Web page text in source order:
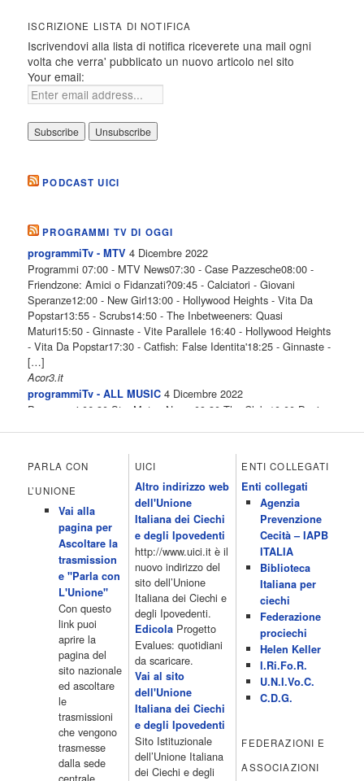
ISCRIZIONE LISTA DI NOTIFICA
Iscrivendovi alla lista di notifica riceverete una mail ogni
volta che verra' pubblicato un nuovo articolo nel sito
Your email:
PODCAST UICI
PROGRAMMI TV DI OGGI
programmiTv - MTV 4 Dicembre 2022
Programmi 07:00 - MTV News07:30 - Case Pazzesche08:00 -
Friendzone: Amici o Fidanzati?09:45 - Calciatori - Giovani
Speranze12:00 - New Girl13:00 - Hollywood Heights - Vita Da
Popstar13:55 - Scrubs14:50 - The Inbetweeners: Quasi
Maturi15:50 - Ginnaste - Vite Parallele 16:40 - Hollywood Heights
- Vita Da Popstar17:30 - Catfish: False Identita'18:25 - Ginnaste -
[…]
Acor3.it
programmiTv - ALL MUSIC 4 Dicembre 2022
Programmi 06.30 Star.Meteo.News 09.30 The Club 10.00 Deejay
All News 16.05 Rotazione musicale 19.00 All News 19.05 The
Club 19.30 19.30 Human Guinea Pigs 20.00 Inbox 21.00 Code
Monkeys 21.30 Sons of Butcher […]
programmiTv - ITALIA 1 4 Dicembre 2022
Programmi 06.35 Cartoni Animati 09.05 Telefilm:Starsky & Hutch
10.10 Telefilm:Supercar 12.15 12.15 Secondo voi 12.25 Studio
Aperto 13.00 Studio Sport 13.40 Cartoni animati 14.30 I Simpson
15.00 Telefilm:Paso adelante 15.55 15.55 Telefilm:Wildfire 16.50
Cartoni animati 18.30 Studio Aperto 19.05 Don Luca c'� 19.35
19.35 Medici miei 20.05 Camera caf� 20.30 La ruota della
fortuna 21.10 […]
Acor3.it
programmiTv - LA 7
4 Dicembre 2022
Programmi 06:00 - Tg La7/meteo/oroscopo/traffico06:55 - Movie
Flash07:00 - Omnibus ? Rassegna stampa07:30 - Tg La707:50 -
Omnibus09:50 - Coffee Break11:00 - L?aria che tira12:25 - I
men� di Benedetta13:30 - Tg La714:00 - Tg La7 Cronache14:40 -
Telefilm: Le strade di San Francisco - Omicidio di primo grado -
Una scuola di paura 16:30 […]
Acor3.it
PARLA CON
L’UNIONE
Vai alla
pagina per
Ascoltare la
trasmission
e "Parla con
L'Unione"
Con questo
link puoi
aprire la
pagina del
sito nazionale
ed ascoltare
le
trasmissioni
che vengono
trasmesse
dalla sede
UICI
Altro indirizzo web
dell'Unione
Italiana dei Ciechi
e degli Ipovedenti
http://www.uici.it è il
nuovo indirizzo del
sito dell’Unione
Italiana dei Ciechi e
degli Ipovedenti.
EdicolaProgetto
Evalues: quotidiani
da scaricare.
Vai al sito
dell'Unione
Italiana dei Ciechi
e degli Ipovedenti
Sito Istituzionale
dell’Unione Italiana
dei Ciechi e degli
ENTI COLLEGATI
Enti collegati
Agenzia
Prevenzione
Cecità – IAPB
ITALIA
Biblioteca
Italiana per
ciechi
Federazione
prociechi
Helen Keller
I.Ri.Fo.R.
U.N.I.Vo.C.
C.D.G.
FEDERAZIONI E
ASSOCIAZIONI